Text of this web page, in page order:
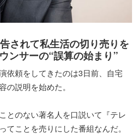
されて私生活の切り売りを
ンサーの“誤算の始まり”
依頼をしてきたのは3日前、自宅
の説明を始めた。
とのない著名人を口説いて『テレ
てことを売りにした番組なんだ。